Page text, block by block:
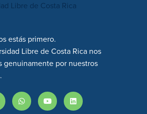
estás primero.
Libre de Costa Rica nos
genuinamente por nuestros